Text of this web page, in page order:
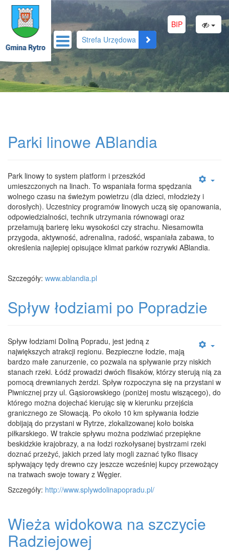
Strefa Urzędowa
RSS
BIP
Parki linowe ABlandia
Park linowy to system platform i przeszkód
umieszczonych na linach. To wspaniała forma spędzania
wolnego czasu na świeżym powietrzu (dla dzieci, młodzieży i
dorosłych). Uczestnicy programów linowych uczą się opanowania,
odpowiedzialności, technik utrzymania równowagi oraz
przełamują barierę leku wysokości czy strachu. Niesamowita
przygoda, aktywność, adrenalina, radość, wspaniała zabawa, to
określenia najlepiej opisujące klimat parków rozrywki ABlandia.
Szczegóły: www.ablandia.pl
Spływ łodziami po Popradzie
Spływ łodziami Doliną Popradu, jest jedną z
największych atrakcji regionu. Bezpieczne łodzie, mają
bardzo małe zanurzenie, co pozwala na spływanie przy niskich
stanach rzeki. Łódź prowadzi dwóch flisaków, którzy sterują nią za
pomocą drewnianych żerdzi. Spływ rozpoczyna się na przystani w
Piwnicznej przy ul. Gąsiorowskiego (poniżej mostu wiszącego), do
którego można dojechać kierując się w kierunku przejścia
granicznego ze Słowacją. Po około 10 km spływania łodzie
dobijają do przystani w Rytrze, zlokalizowanej koło boiska
piłkarskiego. W trakcie spływu można podziwiać przepiękne
beskidzkie krajobrazy, a na łodzi rozkołysanej bystrzami rzeki
doznać przeżyć, jakich przed laty mogli zaznać tylko flisacy
spływający tędy drewno czy jeszcze wcześniej kupcy przewożący
na tratwach swoje towary z Węgier.
Szczegóły: http://www.splywdolinapopradu.pl/
Wieża widokowa na szczycie
Radziejowej